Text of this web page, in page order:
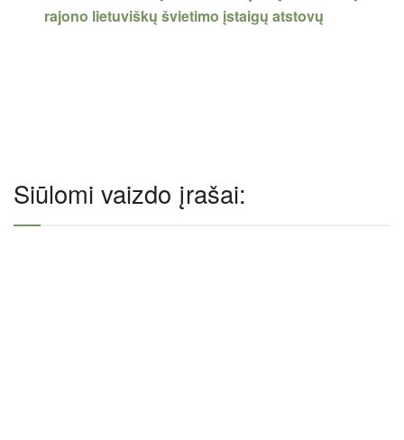
rajono lietuviškų švietimo įstaigų atstovų
Siūlomi vaizdo įrašai: